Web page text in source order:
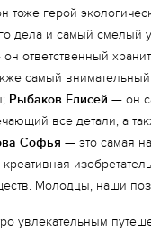
тоже герой
дела и самый смелый
ответственный
самый
Рыбаков Елисей — он
все детали, а
Софья — это самая
Молодцы, наши
увлекательным